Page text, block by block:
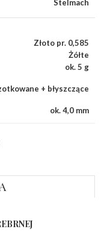
Stelmach
Złoto pr. 0,585
Żółte
ok. 5 g
+ błyszczące
ok. 4,0 mm